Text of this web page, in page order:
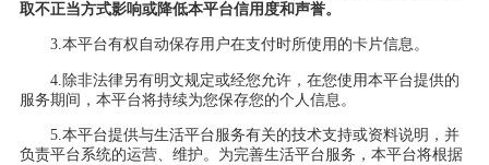
取不正当方式影响或降低本平台信用度和声誉。
3.本平台有权自动保存用户在支付时所使用的卡片信息。
4. 除非法律另有明文规定或经您允许，在您使用本平台提供的
服务期间，本平台将持续为您保存您的个人信息。
5.本平台提供与生活平台服务有关的技术支持或资料说明，并
负责平台系统的运营、维护。为完善生活平台服务，本平台将根据